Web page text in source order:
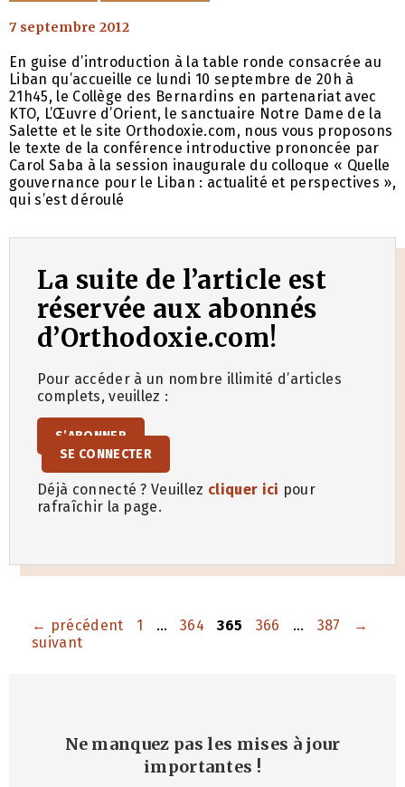
7 septembre 2012
En guise d’introduction à la table ronde consacrée au
Liban qu’accueille ce lundi 10 septembre de 20h à
21h45, le Collège des Bernardins en partenariat avec
KTO, L’Œuvre d’Orient, le sanctuaire Notre Dame de la
Salette et le site Orthodoxie.com, nous vous proposons
le texte de la conférence introductive prononcée par
Carol Saba à la session inaugurale du colloque « Quelle
gouvernance pour le Liban : actualité et perspectives »,
qui s’est déroulé
La suite de l’article est
réservée aux abonnés
d’Orthodoxie.com!
Pour accéder à un nombre illimité d’articles
complets, veuillez :
S’ABONNER
SE CONNECTER
Déjà connecté ? Veuillez cliquer ici pour
rafraîchir la page.
← précédent Page
1 … Page
364 Page
365 Page
366 … Page
387
→
suivant
Ne manquez pas les mises à jour
importantes !